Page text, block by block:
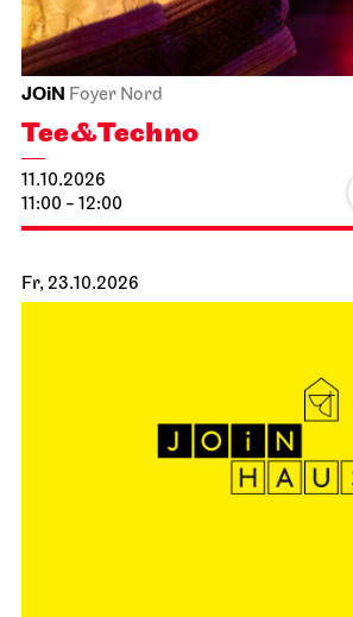
JOiN Foyer Nord
Tee&Techno
11.10.2026
11:00 - 12:00
Fr, 23.10.2026